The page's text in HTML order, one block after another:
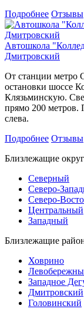
Подробнее Отзывы
Автошкола
Дмитровский
От станции метро
остановки шоссе
Клязьминскую.
прямо 200 метров.
слева.
Подробнее Отзывы
Близлежащие
Северный
Северо-
Северо-
Центральный
Западный
Близлежащие
Ховрино
Западное
Дмитровский
Головинский